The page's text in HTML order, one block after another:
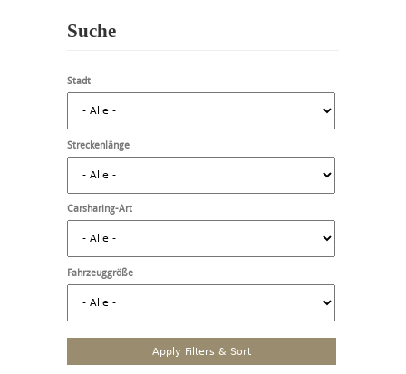
Suche
Stadt
Streckenlänge
Carsharing-Art
Fahrzeuggröße